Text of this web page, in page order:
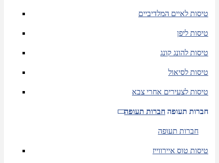
טיסות לאיים המלדיביים
טיסות ליפן
טיסות להונג קונג
טיסות לסיאול
טיסות לצעירים אחרי צבא
חברות תעופה חברות תעופה
חברות תעופה
טיסות טוס איירווייז